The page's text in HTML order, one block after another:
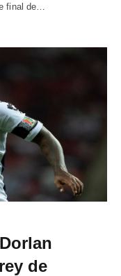
final de…
de